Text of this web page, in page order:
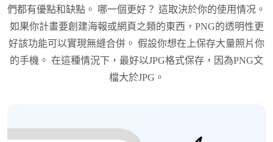
們都有優點和缺點。 哪一個更好？ 這取決於你的使用情况。
如果你計畫要創建海報或網頁之類的東西，PNG的透明性更
好該功能可以實現無縫合併。 假設你想在上保存大量照片你
的手機。 在這種情況下，最好以JPG格式保存，因為PNG文
檔大於JPG。